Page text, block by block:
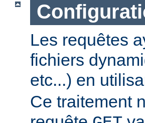
Les requêtes
fichiers
etc...) en
Ce traitement